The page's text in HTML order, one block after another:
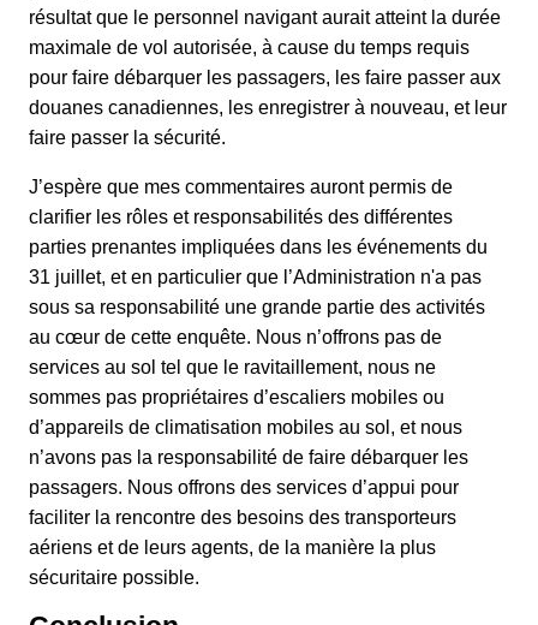
résultat que le personnel navigant aurait atteint la durée
maximale de vol autorisée, à cause du temps requis
pour faire débarquer les passagers, les faire passer aux
douanes canadiennes, les enregistrer à nouveau, et leur
faire passer la sécurité.
J’espère que mes commentaires auront permis de
clarifier les rôles et responsabilités des différentes
parties prenantes impliquées dans les événements du
31 juillet, et en particulier que l’Administration n'a pas
sous sa responsabilité une grande partie des activités
au cœur de cette enquête. Nous n’offrons pas de
services au sol tel que le ravitaillement, nous ne
sommes pas propriétaires d’escaliers mobiles ou
d’appareils de climatisation mobiles au sol, et nous
n’avons pas la responsabilité de faire débarquer les
passagers. Nous offrons des services d’appui pour
faciliter la rencontre des besoins des transporteurs
aériens et de leurs agents, de la manière la plus
sécuritaire possible.